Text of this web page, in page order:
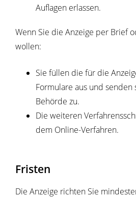
Auflagen erlassen.
Wenn Sie die Anzeige per Brief
wollen:
Sie füllen die für die
Formulare aus und senden
Behörde zu.
Die weiteren
dem Online-Verfahren.
Fristen
Die Anzeige richten Sie